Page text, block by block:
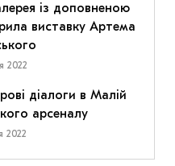
із доповненою
виставку Артема
2022
діалоги в Малій
арсеналу
2022